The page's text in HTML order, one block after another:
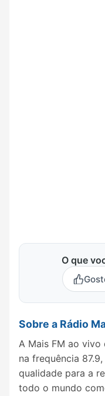
O que
Sobre a Rádio
A Mais FM ao vivo
na frequência
qualidade para a
todo o mundo